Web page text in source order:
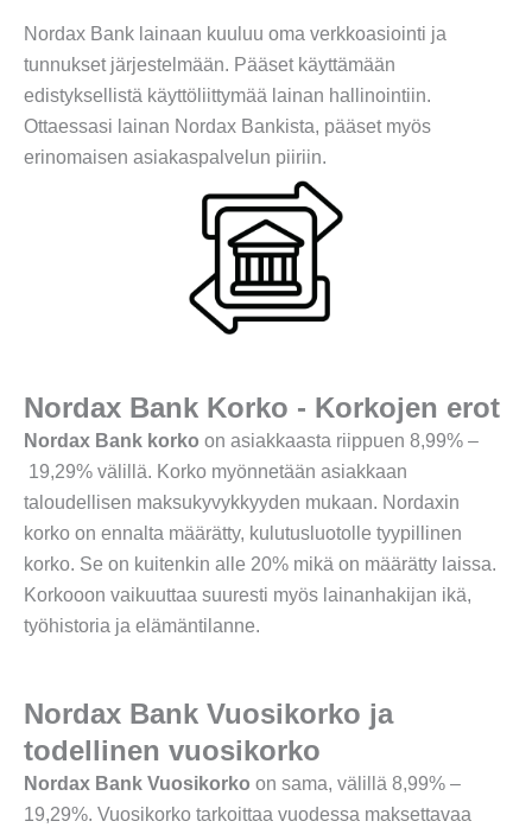
Nordax Bank lainaan kuuluu oma verkkoasiointi ja
tunnukset järjestelmään. Pääset käyttämään
edistyksellistä käyttöliittymää lainan hallinointiin.
Ottaessasi lainan Nordax Bankista, pääset myös
erinomaisen asiakaspalvelun piiriin.
Nordax Bank Korko - Korkojen erot
Nordax Bank korko on asiakkaasta riippuen 8,99% –
19,29% välillä. Korko myönnetään asiakkaan
taloudellisen maksukyvykkyyden mukaan. Nordaxin
korko on ennalta määrätty, kulutusluotolle tyypillinen
korko. Se on kuitenkin alle 20% mikä on määrätty laissa.
Korkooon vaikuuttaa suuresti myös lainanhakijan ikä,
työhistoria ja elämäntilanne.
Nordax Bank Vuosikorko ja
todellinen vuosikorko
Nordax Bank Vuosikorko on sama, välillä 8,99% –
19,29%. Vuosikorko tarkoittaa vuodessa maksettavaa